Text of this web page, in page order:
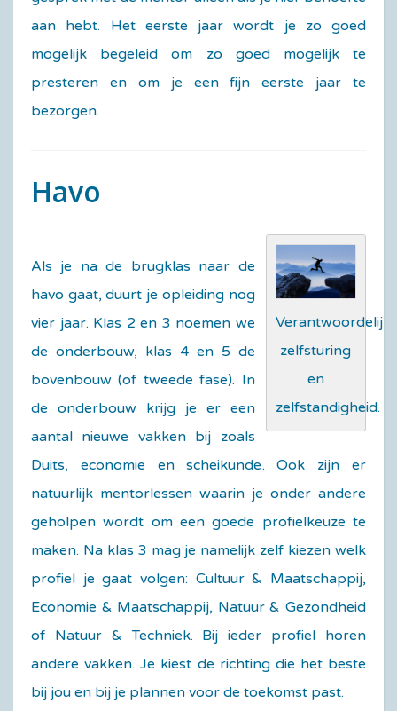
aan hebt. Het eerste jaar wordt je zo goed
mogelijk begeleid om zo goed mogelijk te
presteren en om je een fijn eerste jaar te
bezorgen.
Havo
zelfsturing
en
zelfstandigheid.
Als je na de brugklas naar de
havo gaat, duurt je opleiding nog
vier jaar. Klas 2 en 3 noemen we
de onderbouw, klas 4 en 5 de
bovenbouw (of tweede fase). In
de onderbouw krijg je er een
aantal nieuwe vakken bij zoals
Duits, economie en scheikunde. Ook zijn er
natuurlijk mentorlessen waarin je onder andere
geholpen wordt om een goede profielkeuze te
maken. Na klas 3 mag je namelijk zelf kiezen welk
profiel je gaat volgen: Cultuur & Maatschappij,
Economie & Maatschappij, Natuur & Gezondheid
of Natuur & Techniek. Bij ieder profiel horen
andere vakken. Je kiest de richting die het beste
bij jou en bij je plannen voor de toekomst past.